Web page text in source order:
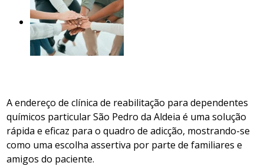
A endereço de clínica de reabilitação para dependentes
químicos particular São Pedro da Aldeia é uma solução
rápida e eficaz para o quadro de adicção, mostrando-se
como uma escolha assertiva por parte de familiares e
amigos do paciente.